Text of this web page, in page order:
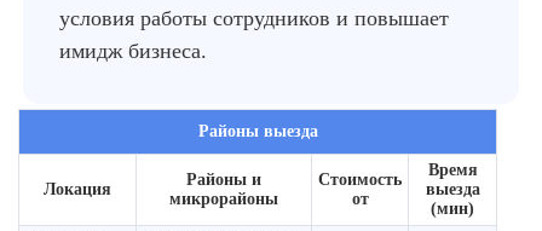
условия работы сотрудников и повышает
имидж бизнеса.
Районы выезда
Локация
Районы и
микрорайоны
Стоимость
от
Время
выезда
(мин)